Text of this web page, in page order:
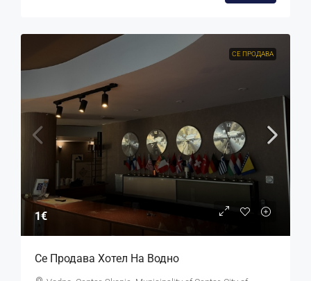
СЕ ПРОДАВА
1€
Се Продава Хотел На Водно